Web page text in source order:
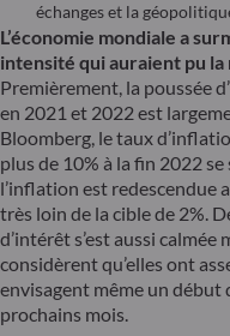
échanges et la
L’économie mondiale a
intensité qui auraient pu la
Premièrement, la poussée
en 2021 et 2022 est
Bloomberg, le taux
plus de 10% à la fin 2022
l’inflation est redescendue
très loin de la cible de 2%.
d’intérêt s’est aussi
considèrent qu’elles ont
envisagent même un début
prochains mois.